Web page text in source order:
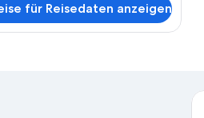
für Reisedaten anzeigen